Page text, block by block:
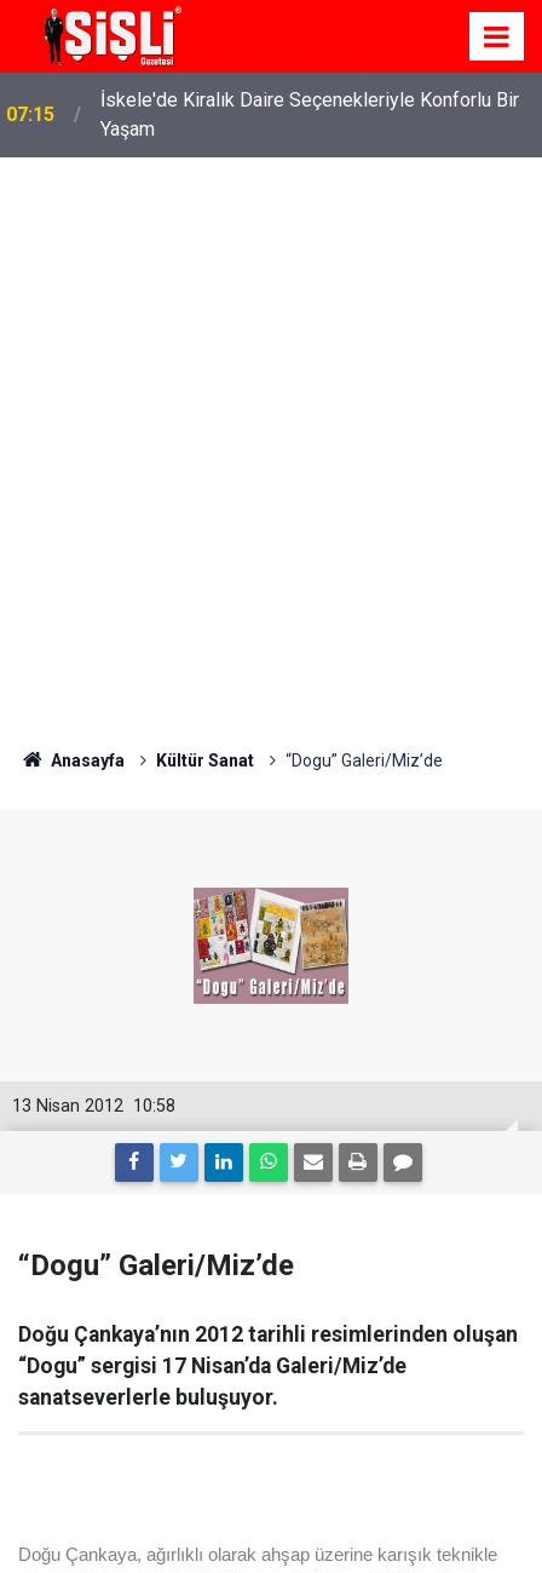
07:15
İskele'de Kiralık Daire Seçenekleriyle Konforlu Bir
Yaşam
Anasayfa Kültür Sanat “Dogu” Galeri/Miz’de
10:58
13 Nisan 2012
“Dogu” Galeri/Miz’de
Doğu Çankaya’nın 2012 tarihli resimlerinden oluşan
“Dogu” sergisi 17 Nisan’da Galeri/Miz’de
sanatseverlerle buluşuyor.
Doğu Çankaya, ağırlıklı olarak ahşap üzerine karışık teknikle